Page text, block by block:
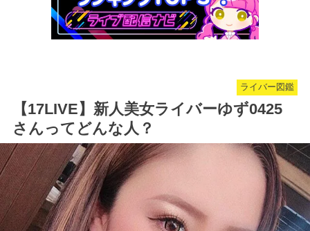
ライバー図鑑
【17LIVE】新人美女ライバーゆず0425
さんってどんな人？